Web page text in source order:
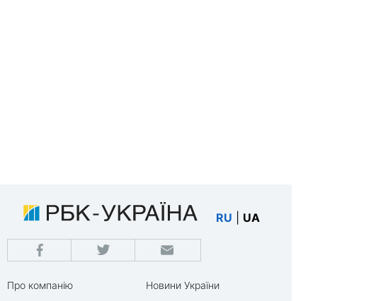
RU UA
Про компанію
Новини України